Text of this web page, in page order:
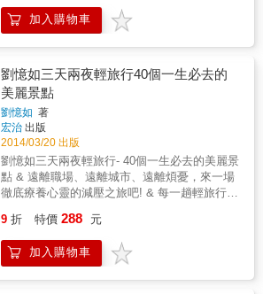
事，因此幫助自己打開視野、看見了人生的更
多可能性。 在紐西蘭打工度假期間，Terry再度
挑戰蒐集微笑的行動，而獲得這些微笑的對
民找回因2011年大地震而失去的歡樂笑容，於
是環遊紐西蘭大小城鎮，將各地人們的微笑，
打包帶回到基督城展出；這個純真的舉動，將
會為當地居民和他自己帶來什麼樣的震撼與激
勵呢？ 而當日本在2011年發生了震驚全世界的
311東北大地震及核災之後，他決定再揹起行
囊，前往日本走遍18個縣市蒐集微笑，花費三
個月的時間，將得來不易的1000個微笑，帶回
暖的一道光芒，讓當地人們、以及讀著這些篇
章的你我，都能真切感受到那份超越了金錢和
物質、足以在心中發酵恆久的支持力量。 & 從
「心」出發，就是讓這個平凡的台灣大男孩持
非洲與南美諸地。有文明古國，也有科技新
邦，有發展中的第三世界，也有多方面領尖的
了一幅幅難忘的畫面。筆者每次旅遊回來後，
按照每日的行程表寫下一篇詳細的遊記已成為
十數年來的慣例。主要是為了給自己留下一份
備忘錄。本書匯集的一篇篇短文皆是取自這些
年累積下來一本本的遊記。對筆者而言，是自
己的一部旅遊記錄。對有興趣參閱，或以後有
計劃去那些地方遊覽的人，書中的描繪觀感也
可被視作一些足以徵信的第一手參考資料吧。
加入購物車
劉憶如三天兩夜輕旅行40個一生必去的
美麗景點
劉憶如 著
宏治 出版
2014/03/20 出版
劉憶如三天兩夜輕旅行- 40個一生必去的美麗景
點 & 遠離職場、遠離城市、遠離煩憂，來一場
徹底療養心靈的減壓之旅吧! & 每一趟輕旅行，
原汁原味，及深度的人文接觸，都可以讓每一
位旅遊玩家享受一場徹底療養心靈的減壓之
旅，心累了，想放眼世界，或是完成人生的階
9 折 特價 288 元
加入購物車